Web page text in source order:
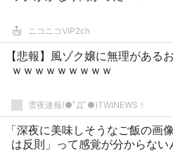
ニコニコVIP2ch
【悲報】風ゾク嬢に無理がある
ｗｗｗｗｗｗｗｗｗ
雪夜速報(●ﾟДﾟ●)TWINEWS！
「深夜に美味しそうなご飯の画
は反則」って感覚が分からない